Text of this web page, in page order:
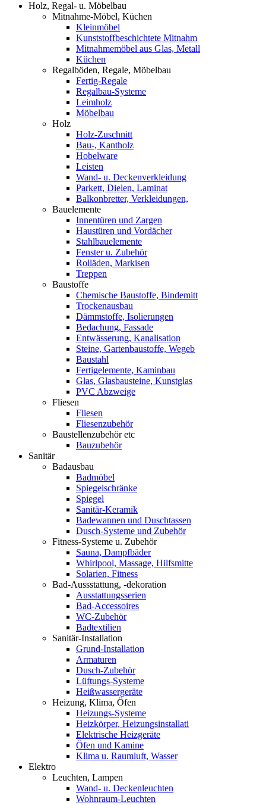
Holz, Regal- u. Möbelbau
Mitnahme-Möbel, Küchen
Kleinmöbel
Kunststoffbeschichtete Mitnahm
Mitnahmemöbel aus Glas, Metall
Küchen
Regalböden, Regale, Möbelbau
Fertig-Regale
Regalbau-Systeme
Leimholz
Möbelbau
Holz
Holz-Zuschnitt
Bau-, Kantholz
Hobelware
Leisten
Wand- u. Deckenverkleidung
Parkett, Dielen, Laminat
Balkonbretter, Verkleidungen,
Bauelemente
Innentüren und Zargen
Haustüren und Vordächer
Stahlbauelemente
Fenster u. Zubehör
Rolläden, Markisen
Treppen
Baustoffe
Chemische Baustoffe, Bindemitt
Trockenausbau
Dämmstoffe, Isolierungen
Bedachung, Fassade
Entwässerung, Kanalisation
Steine, Gartenbaustoffe, Wegeb
Baustahl
Fertigelemente, Kaminbau
Glas, Glasbausteine, Kunstglas
PVC Abzweige
Fliesen
Fliesen
Fliesenzubehör
Baustellenzubehör etc
Bauzubehör
Sanitär
Badausbau
Badmöbel
Spiegelschränke
Spiegel
Sanitär-Keramik
Badewannen und Duschtassen
Dusch-Systeme und Zubehör
Fitness-Systeme u. Zubehör
Sauna, Dampfbäder
Whirlpool, Massage, Hilfsmitte
Solarien, Fitness
Bad-Aussstattung, -dekoration
Ausstattungsserien
Bad-Accessoires
WC-Zubehör
Badtextilien
Sanitär-Installation
Grund-Installation
Armaturen
Dusch-Zubehör
Lüftungs-Systeme
Heißwassergeräte
Heizung, Klima, Öfen
Heizungs-Systeme
Heizkörper, Heizungsinstallati
Elektrische Heizgeräte
Öfen und Kamine
Klima u. Raumluft, Wasser
Elektro
Leuchten, Lampen
Wand- u. Deckenleuchten
Wohnraum-Leuchten